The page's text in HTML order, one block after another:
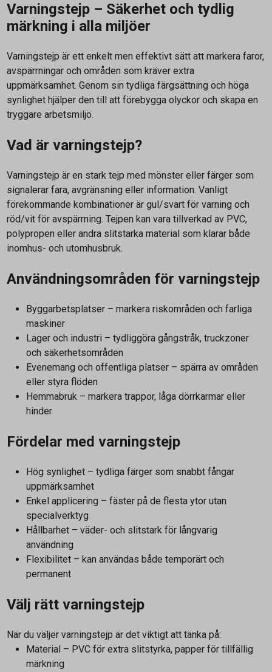
Varningstejp – Säkerhet och tydlig
märkning i alla miljöer
Varningstejp är ett enkelt men effektivt sätt att markera faror,
avspärrningar och områden som kräver extra
uppmärksamhet. Genom sin tydliga färgsättning och höga
synlighet hjälper den till att förebygga olyckor och skapa en
tryggare arbetsmiljö.
Vad är varningstejp?
Varningstejp är en stark tejp med mönster eller färger som
signalerar fara, avgränsning eller information. Vanligt
förekommande kombinationer är gul/svart för varning och
röd/vit för avspärrning. Tejpen kan vara tillverkad av PVC,
polypropen eller andra slitstarka material som klarar både
inomhus- och utomhusbruk.
Användningsområden för varningstejp
Byggarbetsplatser – markera riskområden och farliga
maskiner
Lager och industri – tydliggöra gångstråk, truckzoner
och säkerhetsområden
Evenemang och offentliga platser – spärra av områden
eller styra flöden
Hemmabruk – markera trappor, låga dörrkarmar eller
hinder
Fördelar med varningstejp
Hög synlighet – tydliga färger som snabbt fångar
uppmärksamhet
Enkel applicering – fäster på de flesta ytor utan
specialverktyg
Hållbarhet – väder- och slitstark för långvarig
användning
Flexibilitet – kan användas både temporärt och
permanent
Välj rätt varningstejp
När du väljer varningstejp är det viktigt att tänka på:
Material – PVC för extra slitstyrka, papper för tillfällig
märkning